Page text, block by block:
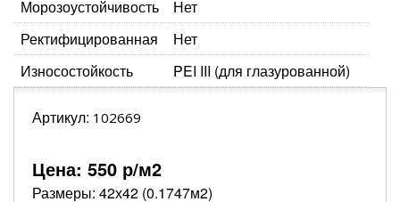
Морозоустойчивость
Нет
Ректифицированная
Нет
Износостойкость
PEI III (для глазурованной)
Артикул: 102669
Цена: 550 р/м2
Размеры: 42х42 (0.1747м2)